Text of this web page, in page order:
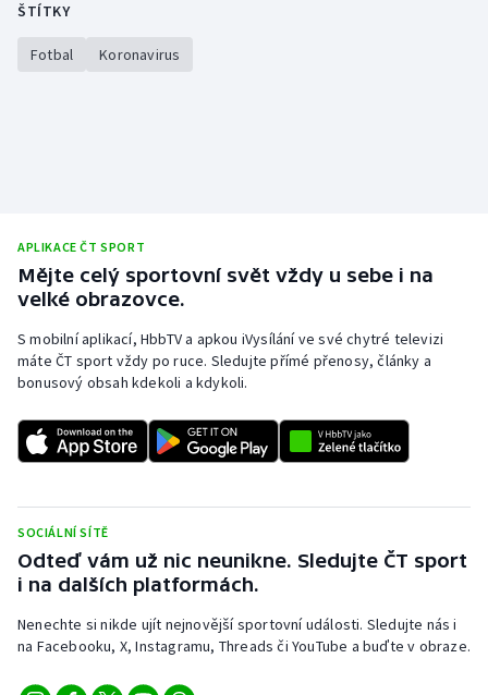
Rychlostní kanoistika
Short track
Sportovní střelba
Triatlon
Veslování
Vodní slalom
ŠTÍTKY
Fotbal Koronavirus
APLIKACE ČT SPORT
Mějte celý sportovní svět vždy u sebe i na
velké obrazovce.
S mobilní aplikací, HbbTV a apkou iVysílání ve své chytré televizi
máte ČT sport vždy po ruce. Sledujte přímé přenosy, články a
bonusový obsah kdekoli a kdykoli.
SOCIÁLNÍ SÍTĚ
Odteď vám už nic neunikne. Sledujte ČT sport
i na dalších platformách.
Nenechte si nikde ujít nejnovější sportovní události. Sledujte nás i
na Facebooku, X, Instagramu, Threads či YouTube a buďte v obraze.